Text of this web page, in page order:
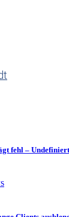
fehl –